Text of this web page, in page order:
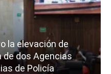
la elevación de
dos Agencias
de Policía